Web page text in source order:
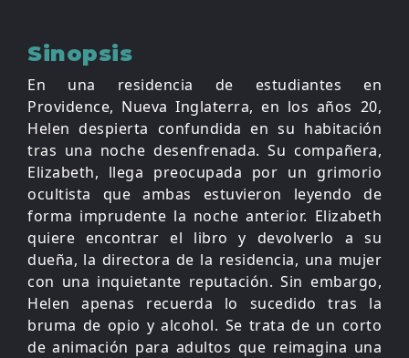
Sinopsis
En una residencia de estudiantes en
Providence, Nueva Inglaterra, en los años 20,
Helen despierta confundida en su habitación
tras una noche desenfrenada. Su compañera,
Elizabeth, llega preocupada por un grimorio
ocultista que ambas estuvieron leyendo de
forma imprudente la noche anterior. Elizabeth
quiere encontrar el libro y devolverlo a su
dueña, la directora de la residencia, una mujer
con una inquietante reputación. Sin embargo,
Helen apenas recuerda lo sucedido tras la
bruma de opio y alcohol. Se trata de un corto
de animación para adultos que reimagina una